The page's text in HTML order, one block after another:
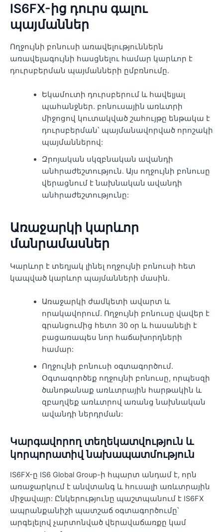
IS6FX-ից դուրս գալու
պայմաններ
Ողջույնի բոնուսի առավելություններն
առավելագույնի հասցնելու համար կարևոր է
դուրսբերման պայմանների ըմբռնումը.
Եկամուտի դուրսբերում և հավելյալ
պահանջներ. բոնուսային առևտրի
միջոցով կուտակված շահույթը ենթակա է
դուրսբերման՝ պայմանավորված որոշակի
պայմաններով:
Զրոյական սկզբնական ավանդի
անհրաժեշտություն. Այս ողջույնի բոնուսը
վերացնում է նախնական ավանդի
անհրաժեշտությունը:
Առաջարկի կարևոր
մանրամասներ
Կարևոր է տեղյակ լինել ողջույնի բոնուսի հետ
կապված կարևոր պայմանների մասին.
Առաջարկի ժամկետի ավարտ և
որակավորում. Ողջույնի բոնուսը վավեր է
գրանցումից հետո 30 օր և հասանելի է
բացառապես նոր հաճախորդների
համար:
Ողջույնի բոնուսի օգտագործում.
Օգտագործեք ողջույնի բոնուսը, որպեսզի
ծանոթանաք առևտրային հարթակին և
զբաղվեք առևտրով առանց նախնական
ավանդի ներդրման:
Կարգավորող տեղեկատվություն և
կորպորատիվ նախապատմություն
IS6FX-ը IS6 Global Group-ի հպարտ անդամ է, որն
առաջարկում է անվտանգ և հուսալի առևտրային
միջավայր: Ընկերությունը պաշտպանում է IS6FX
ապրանքանիշի պատշաճ օգտագործումը՝
արգելելով չարտոնված վերավաճառքը կամ